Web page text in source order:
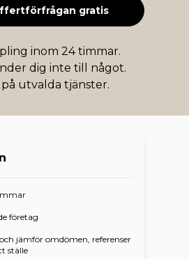
gratis
inom 24 timmar.
dig inte till något.
på utvalda tjänster.
företag
jämför omdömen, referenser
ställe